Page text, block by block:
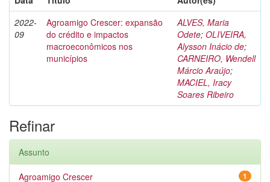
2022-
09
Agroamigo Crescer: expansão
do crédito e impactos
macroeconômicos nos
municípios
ALVES, Maria
Odete; OLIVEIRA,
Alysson Inácio de;
CARNEIRO, Wendell
Márcio Araújo;
MACIEL, Iracy
Soares Ribeiro
Refinar
Assunto
1
Agroamigo Crescer